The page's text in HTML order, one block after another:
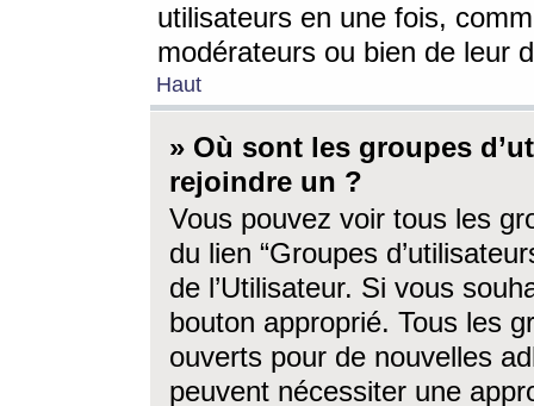
utilisateurs en une fois,
modérateurs ou bien de leur
Haut
» Où sont les groupes
rejoindre un ?
Vous pouvez voir tous les
du lien “Groupes
de l’Utilisateur. Si vous
bouton approprié. Tous les
ouverts pour de nouvelles
peuvent nécessiter une